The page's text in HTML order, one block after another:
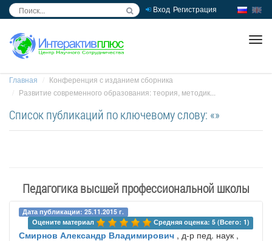
Вход Регистрация
Главная
Конференция с изданием сборника
Развитие современного образования: теория, методик...
Список публикаций по ключевому слову: «»
Педагогика высшей профессиональной школы
Дата публикации: 25.11.2015 г.
Оцените материал
Средняя оценка: 5 (Всего: 1)
Смирнов Александр Владимирович , д-р пед. наук ,